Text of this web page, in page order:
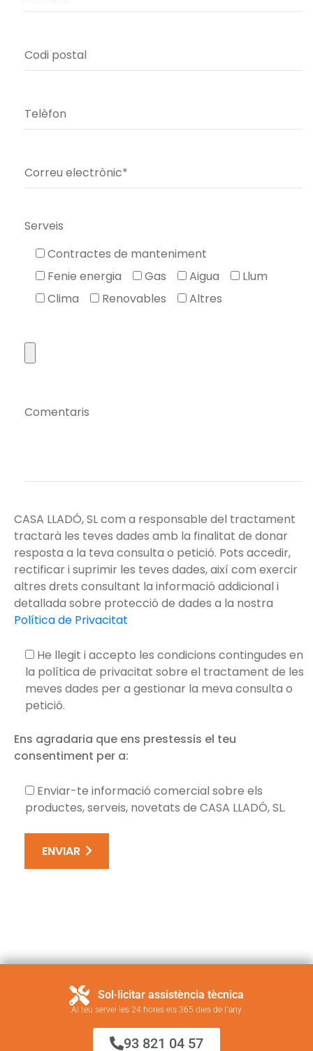
Serveis
Contractes de manteniment
Fenie energia
Gas Aigua
Llum
Clima
Renovables Altres
CASA LLADÓ, SL com a responsable del tractament
tractarà les teves dades amb la finalitat de donar
resposta a la teva consulta o petició. Pots accedir,
rectificar i suprimir les teves dades, així com exercir
altres drets consultant la informació addicional i
detallada sobre protecció de dades a la nostra
Política de Privacitat
He llegit i accepto les condicions contingudes en
la política de privacitat sobre el tractament de les
meves dades per a gestionar la meva consulta o
petició.
Ens agradaria que ens prestessis el teu
consentiment per a:
Enviar-te informació comercial sobre els
productes, serveis, novetats de CASA LLADÓ, SL.
ENVIAR
Sol·licitar assistència tècnica
Al teu servei les 24 hores els 365 dies de l´any
93 821 04 57